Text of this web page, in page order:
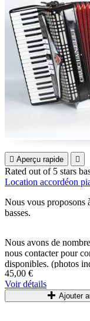
 Aperçu rapide 
Rated out of 5 stars
Location accordéon
Nous vous proposons
basses.
Nous avons de
nous contacter pour
disponibles. (photos
Ces modèles sont de
sélectionnés parmi les
45,00 €
Voir détails
Ajouter